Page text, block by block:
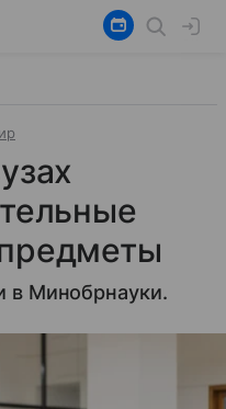
в Минобрнауки.